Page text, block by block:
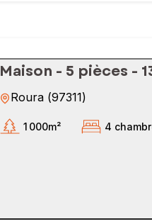
Maison - 5 pièces -
Roura (97311)
1 000m² 4